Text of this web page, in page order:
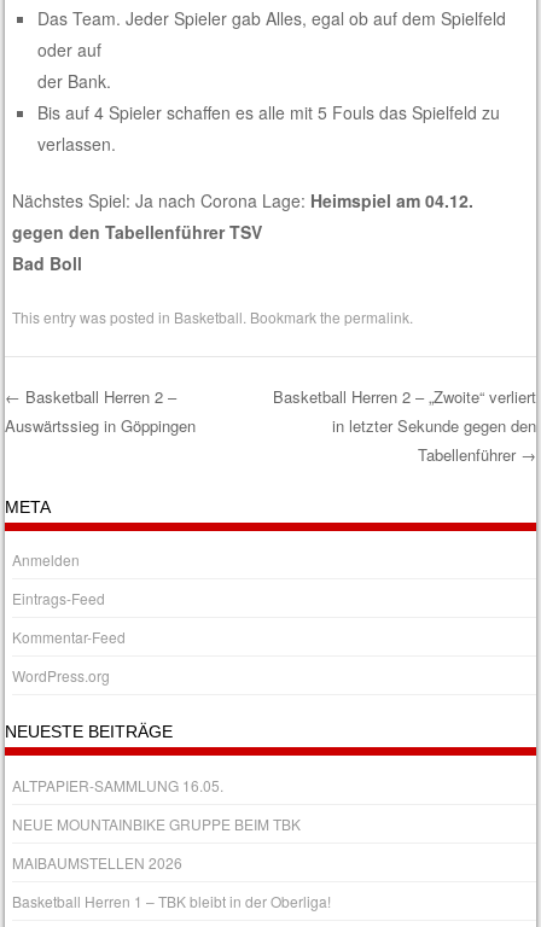
Das Team. Jeder Spieler gab Alles, egal ob auf dem Spielfeld
oder auf
der Bank.
Bis auf 4 Spieler schaffen es alle mit 5 Fouls das Spielfeld zu
verlassen.
Nächstes Spiel: Ja nach Corona Lage: Heimspiel am 04.12.
gegen den Tabellenführer TSV
Bad Boll
This entry was posted in Basketball . Bookmark thepermalink
Post navigation
← Basketball Herren 2 –
Auswärtssieg in Göppingen
Basketball Herren 2 – „Zwoite“ verliert
in letzter Sekunde gegen den
Tabellenführer →
META
Anmelden
Eintrags-Feed
Kommentar-Feed
WordPress.org
NEUESTE BEITRÄGE
ALTPAPIER-SAMMLUNG 16.05.
NEUE MOUNTAINBIKE GRUPPE BEIM TBK
MAIBAUMSTELLEN 2026
Basketball Herren 1 – TBK bleibt in der Oberliga!